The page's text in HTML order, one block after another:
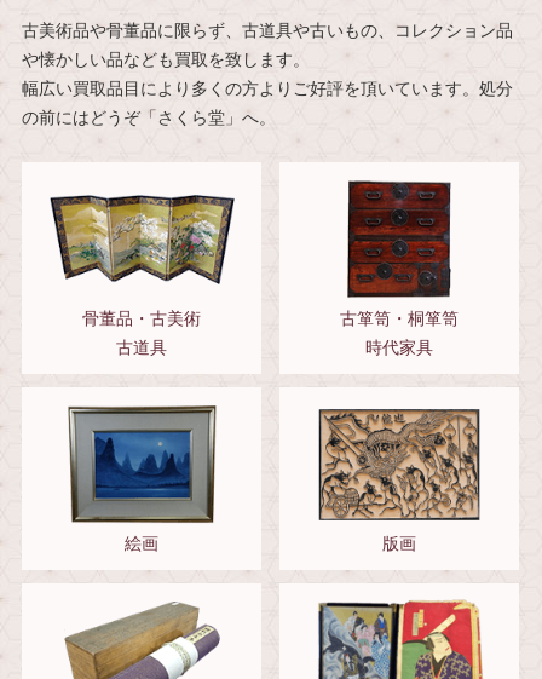
古美術品や骨董品に限らず、古道具や古いもの、コレクション品
や懐かしい品なども買取を致します。
幅広い買取品目により多くの方よりご好評を頂いています。処分
の前にはどうぞ「さくら堂」へ。
骨董品・古美術
古道具
古箪笥・桐箪笥
時代家具
絵画 版画